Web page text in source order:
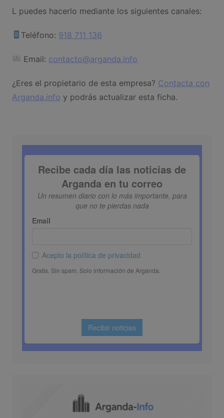
L puedes hacerlo mediante los siguientes canales:
Teléfono: 918 711 136
Email: contacto@arganda.info
¿Eres el propietario de esta empresa? Contacta con
Arganda.info y podrás actualizar esta ficha.